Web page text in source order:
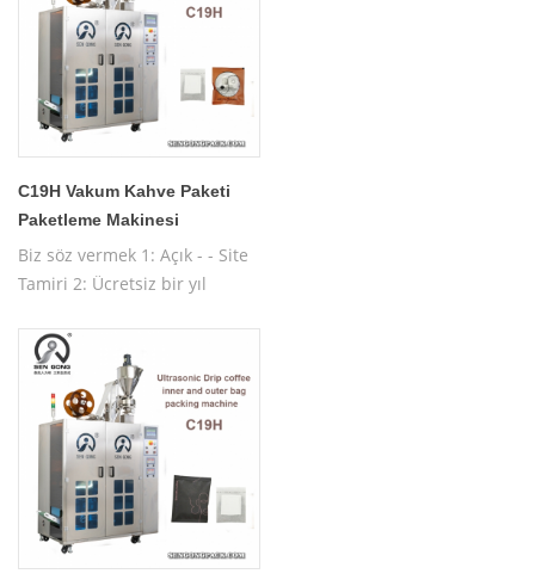
C19H Vakum Kahve Paketi
Paketleme Makinesi
Biz söz vermek 1: Açık - - Site
Tamiri 2: Ücretsiz bir yıl
Makinası 4: Ücretsiz işletim
makinesi eğitimi